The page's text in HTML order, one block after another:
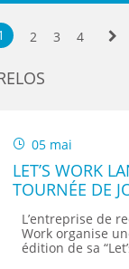
2 3 4
05 mai
LET’S WORK
TOURNÉE DE
DANS LE
RECRUTER EN
L’entreprise de
Work organise
édition de sa